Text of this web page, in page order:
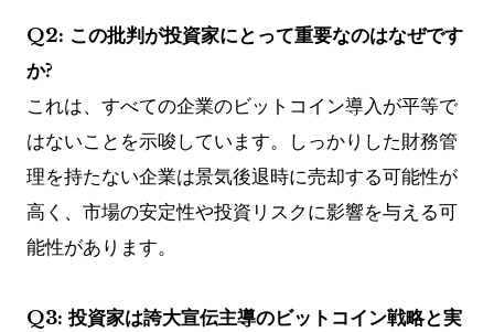
Q2: この批判が投資家にとって重要なのはなぜです
か?
これは、すべての企業のビットコイン導入が平等で
はないことを示唆しています。しっかりした財務管
理を持たない企業は景気後退時に売却する可能性が
高く、市場の安定性や投資リスクに影響を与える可
能性があります。
Q3: 投資家は誇大宣伝主導のビットコイン戦略と実